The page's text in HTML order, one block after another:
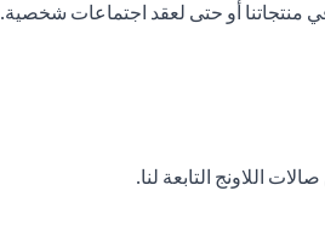
منتجاتنا أو حتى لعقد اجتماعات شخصية.
اللاونج التابعة لنا.